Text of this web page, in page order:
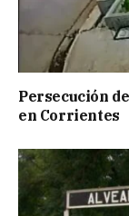
Persecución
en Corrientes